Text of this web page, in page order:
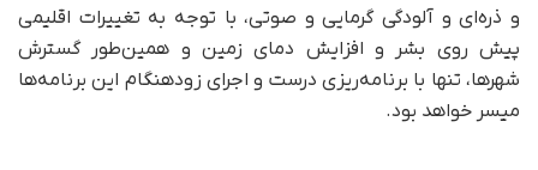
و ذره‌ای و آلودگی گرمایی و صوتی، با توجه به تغییرات اقلیمی
پیش روی بشر و افزایش دمای زمین و همین‌طور گسترش
شهرها، تنها با برنامه‌ریزی درست و اجرای زودهنگام این برنامه‌ها
میسر خواهد بود.